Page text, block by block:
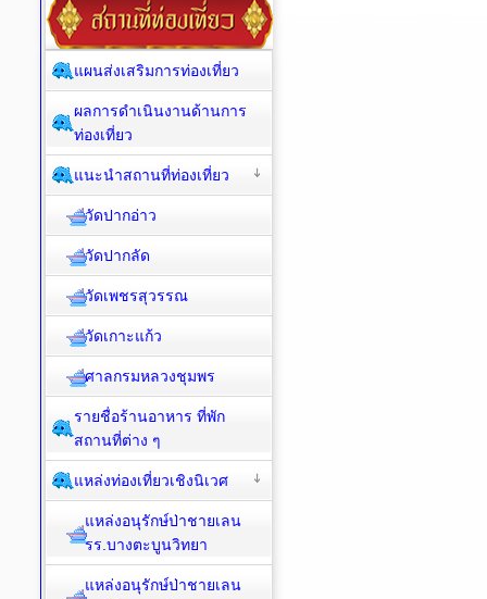
แผนส่งเสริมการท่องเที่ยว
ผลการดำเนินงานด้านการ
ท่องเที่ยว
แนะนำสถานที่ท่องเที่ยว
วัดปากอ่าว
วัดปากลัด
วัดเพชรสุวรรณ
วัดเกาะแก้ว
ศาลกรมหลวงชุมพร
รายชื่อร้านอาหาร ที่พัก
สถานที่ต่าง ๆ
แหล่งท่องเที่ยวเชิงนิเวศ
แหล่งอนุรักษ์ป่าชายเลน
รร.บางตะบูนวิทยา
แหล่งอนุรักษ์ป่าชายเลน